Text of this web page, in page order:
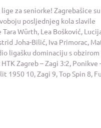
za seniorke! Zagrebašice
posljednjeg kola slavile
Würth, Lea Bošković,
Joha-Bilić, Iva Primorac,
ligašku dominaciju s obzirom
Zagreb – Zagi 3:2, Ponikve
1950 10, Zagi 9, Top Spin 8,